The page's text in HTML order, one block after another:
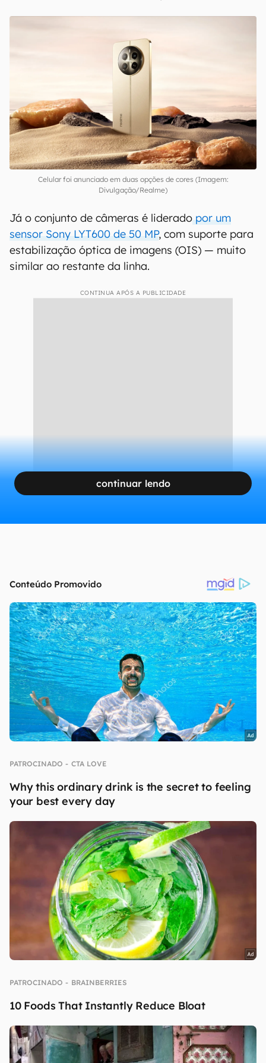
Celular foi anunciado em duas opções de cores (Imagem:
Divulgação/Realme)
Já o conjunto de câmeras é liderado por um
sensor Sony LYT600 de 50 MP, com suporte para
estabilização óptica de imagens (OIS) — muito
similar ao restante da linha.
CONTINUA APÓS A PUBLICIDADE
continuar lendo